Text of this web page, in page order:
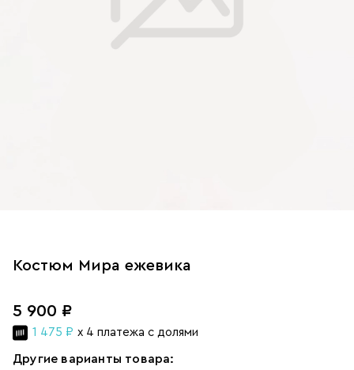
Костюм Мира ежевика
5 900 ₽
1 475 ₽ x 4 платежа с долями
Другие варианты товара: